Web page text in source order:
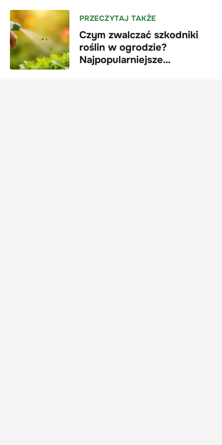
PRZECZYTAJ TAKŻE
Czym zwalczać szkodniki
roślin w ogrodzie?
Najpopularniejsze